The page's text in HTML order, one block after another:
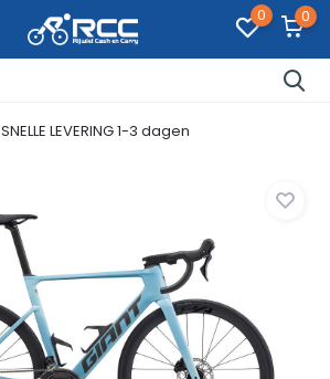
0 0
SNELLE LEVERING 1-3 dagen